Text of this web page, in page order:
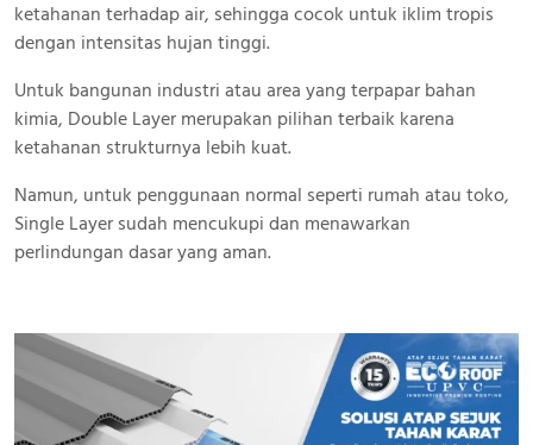
ketahanan terhadap air, sehingga cocok untuk iklim tropis
dengan intensitas hujan tinggi.
Untuk bangunan industri atau area yang terpapar bahan
kimia, Double Layer merupakan pilihan terbaik karena
ketahanan strukturnya lebih kuat.
Namun, untuk penggunaan normal seperti rumah atau toko,
Single Layer sudah mencukupi dan menawarkan
perlindungan dasar yang aman.